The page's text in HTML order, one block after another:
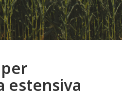
estensiva